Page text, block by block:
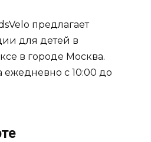
предлагает
для детей в
в городе Москва.
с 10:00 до